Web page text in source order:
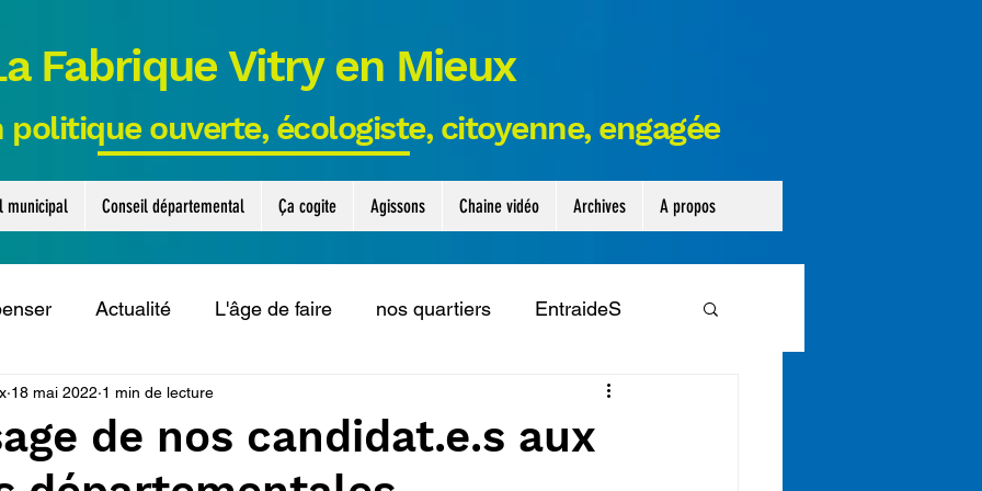
Fabrique Vitry en Mieux
politique ouverte, écologiste, citoyenne, engagée
municipal Conseil départemental Ça cogite Agissons Chaine vidéo Archives A propos
Actualité L'âge de faire nos quartiers EntraideS
Le collectif solidaire Legislative
cogitent Le collectif eau Interventions
de nos candidat.e.s aux
18 mai 2022 1 min de lecture